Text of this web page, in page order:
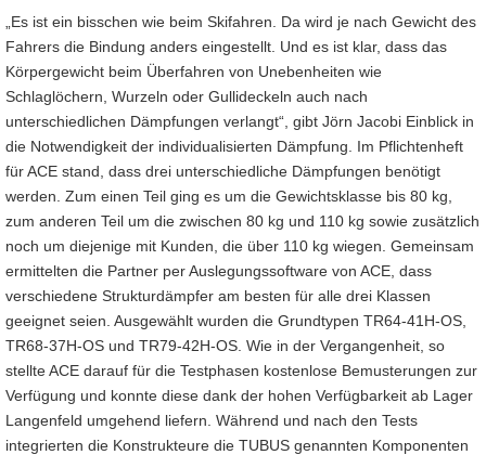
„Es ist ein bisschen wie beim Skifahren. Da wird je nach Gewicht des
Fahrers die Bindung anders eingestellt. Und es ist klar, dass das
Körpergewicht beim Überfahren von Unebenheiten wie
Schlaglöchern, Wurzeln oder Gullideckeln auch nach
unterschiedlichen Dämpfungen verlangt“, gibt Jörn Jacobi Einblick in
die Notwendigkeit der individualisierten Dämpfung. Im Pflichtenheft
für ACE stand, dass drei unterschiedliche Dämpfungen benötigt
werden. Zum einen Teil ging es um die Gewichtsklasse bis 80 kg,
zum anderen Teil um die zwischen 80 kg und 110 kg sowie zusätzlich
noch um diejenige mit Kunden, die über 110 kg wiegen. Gemeinsam
ermittelten die Partner per Auslegungssoftware von ACE, dass
verschiedene Strukturdämpfer am besten für alle drei Klassen
geeignet seien. Ausgewählt wurden die Grundtypen TR64-41H-OS,
TR68-37H-OS und TR79-42H-OS. Wie in der Vergangenheit, so
stellte ACE darauf für die Testphasen kostenlose Bemusterungen zur
Verfügung und konnte diese dank der hohen Verfügbarkeit ab Lager
Langenfeld umgehend liefern. Während und nach den Tests
integrierten die Konstrukteure die TUBUS genannten Komponenten